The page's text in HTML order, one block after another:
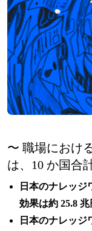
〜 職場におけ
は、10 か国合
日本のナレッ
効果は約 25.8 兆
日本のナレッジ